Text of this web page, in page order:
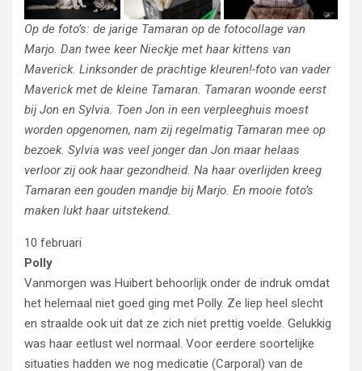
Op de foto’s: de jarige Tamaran op de fotocollage van
Marjo. Dan twee keer Nieckje met haar kittens van
Maverick. Linksonder de prachtige kleuren!-foto van vader
Maverick met de kleine Tamaran. Tamaran woonde eerst
bij Jon en Sylvia. Toen Jon in een verpleeghuis moest
worden opgenomen, nam zij regelmatig Tamaran mee op
bezoek. Sylvia was veel jonger dan Jon maar helaas
verloor zij ook haar gezondheid. Na haar overlijden kreeg
Tamaran een gouden mandje bij Marjo. En mooie foto’s
maken lukt haar uitstekend.
10 februari
Polly
Vanmorgen was Huibert behoorlijk onder de indruk omdat
het helemaal niet goed ging met Polly. Ze liep heel slecht
en straalde ook uit dat ze zich niet prettig voelde. Gelukkig
was haar eetlust wel normaal. Voor eerdere soortelijke
situaties hadden we nog medicatie (Carporal) van de